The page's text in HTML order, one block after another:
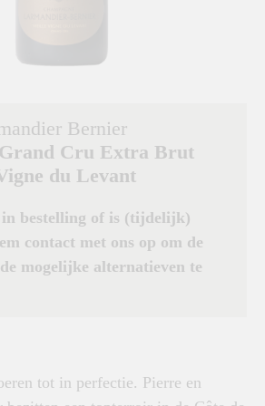
Bernier
Cru Extra Brut
du Levant
in bestelling of is (tijdelijk)
contact met ons op om de
mogelijke alternatieven te
tot in perfectie. Pierre en